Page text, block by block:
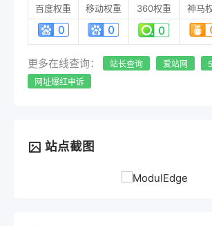
百度权重 移动权重 360权重 神马
更多在线查询： 站长查询 爱站网
网址爆红申诉
站点截图